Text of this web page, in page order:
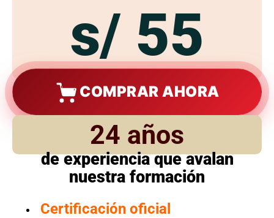
s/ 55
COMPRAR AHORA
24 años
de experiencia que avalan
nuestra formación
Certificación oficial